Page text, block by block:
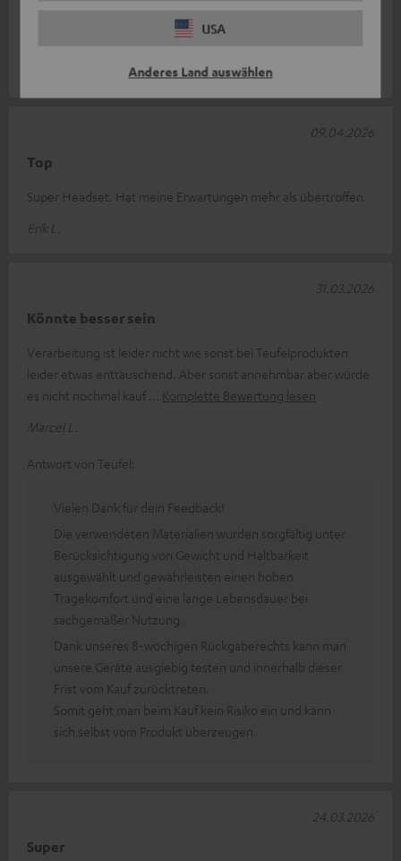
USA
Anderes Land auswählen
Top Klang nur Kabel find ich etwas zu kurz.
Top
Super Headset. Hat meine Erwartungen mehr als übertroffen.
Erik L.
09.04.2026
Könnte besser sein
Verarbeitung ist leider nicht wie sonst bei Teufelprodukten
leider etwas enttäuschend. Aber sonst annehmbar aber würde
es nicht nochmal kauf
Komplette Bewertung lesen
Marcel L.
31.03.2026
Antwort von Teufel:
Vielen Dank für dein Feedback!
Die verwendeten Materialien wurden sorgfältig unter
Berücksichtigung von Gewicht und Haltbarkeit
ausgewählt und gewährleisten einen hohen
Tragekomfort und eine lange Lebensdauer bei
sachgemäßer Nutzung.
Dank unseres 8-wöchigen Rückgaberechts kann man
unsere Geräte ausgiebig testen und innerhalb dieser
Frist vom Kauf zurücktreten.
Somit geht man beim Kauf kein Risiko ein und kann
sich selbst vom Produkt überzeugen.
Super
24.03.2026